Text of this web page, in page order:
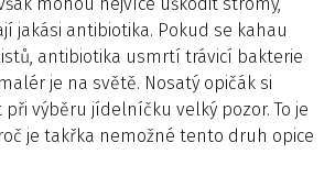
jakási antibiotika. Pokud se kahau
antibiotika usmrtí trávicí bakterie
je na světě. Nosatý opičák si
výběru jídelníčku velký pozor. To je
je takřka nemožné tento druh opice